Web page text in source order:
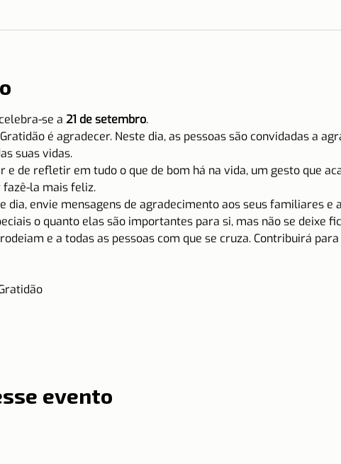
se a 21 de setembro.
é agradecer. Neste dia, as pessoas são convidadas a
suas vidas.
e de refletir em tudo o que de bom há na vida, um gesto que
fazê-la mais feliz.
dia, envie mensagens de agradecimento aos seus familiares e
o quanto elas são importantes para si, mas não se deixe
e a todas as pessoas com que se cruza. Contribuirá
Origem do Dia Mundial da Gratidão
evento